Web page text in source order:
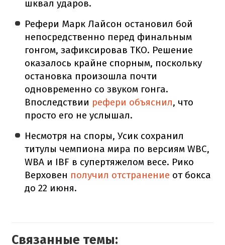
шквал ударов.
Рефери Марк Лайсон остановил бой
непосредственно перед финальным
гонгом, зафиксировав TKO. Решение
оказалось крайне спорным, поскольку
остановка произошла почти
одновременно со звуком гонга.
Впоследствии рефери объяснил, что
просто его не услышал.
Несмотря на споры, Усик сохранил
титулы чемпиона мира по версиям WBC,
WBA и IBF в супертяжелом весе. Рико
Верховен получил отстранение от бокса
до 22 июня.
Связанные темы: